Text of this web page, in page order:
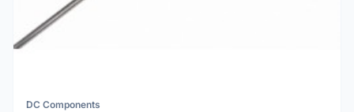
DC Components